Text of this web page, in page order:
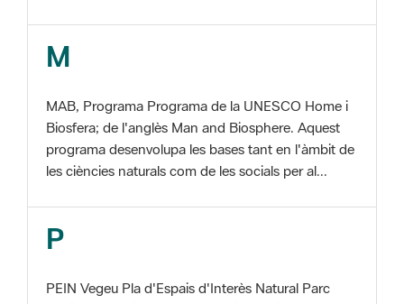
Biosfera; de l'anglès Man and Biosphere. Aquest
les ciències naturals com de les socials per al...
P
Nacional Espai natural d'extensió relativament
humana, que te interès científic, paisatgístic i...